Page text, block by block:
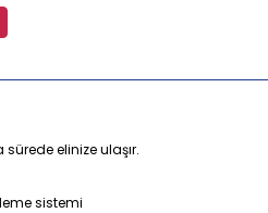
sürede elinize ulaşır.
sistemi